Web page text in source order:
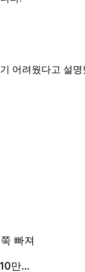
어려웠다고 설명